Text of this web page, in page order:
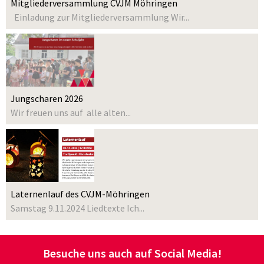
Mitgliederversammlung CVJM Möhringen
Einladung zur Mitgliederversammlung Wir...
Jungscharen 2026
Wir freuen uns auf alle alten...
Laternenlauf des CVJM-Möhringen
Samstag 9.11.2024 Liedtexte Ich...
Besuche uns auch auf Social Media!